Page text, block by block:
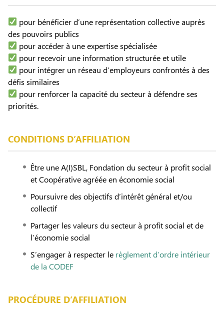
pour bénéficier d’une représentation collective auprès
des pouvoirs publics
pour accéder à une expertise spécialisée
pour recevoir une information structurée et utile
pour intégrer un réseau d’employeurs confrontés à des
défis similaires
pour renforcer la capacité du secteur à défendre ses
priorités.
CONDITIONS D’AFFILIATION
Être une A(I)SBL, Fondation du secteur à profit social
et Coopérative agréée en économie social
Poursuivre des objectifs d’intérêt général et/ou
collectif
Partager les valeurs du secteur à profit social et de
l’économie social
S’engager à respecter le règlement d’ordre intérieur
de la CODEF
PROCÉDURE D’AFFILIATION